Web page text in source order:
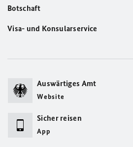
Botschaft
Visa- und Konsularservice
Auswärtiges Amt
Website
Sicher reisen
App